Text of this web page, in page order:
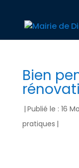
Bien
| Publié le : 16
pratiques |